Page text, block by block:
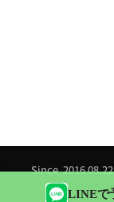
Since 2016
LINEで